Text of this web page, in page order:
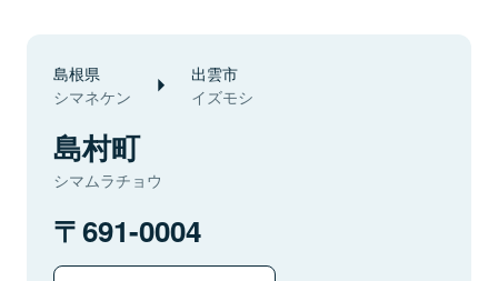
島根県
シマネケン
出雲市
イズモシ
島村町
シマムラチョウ
691-0004